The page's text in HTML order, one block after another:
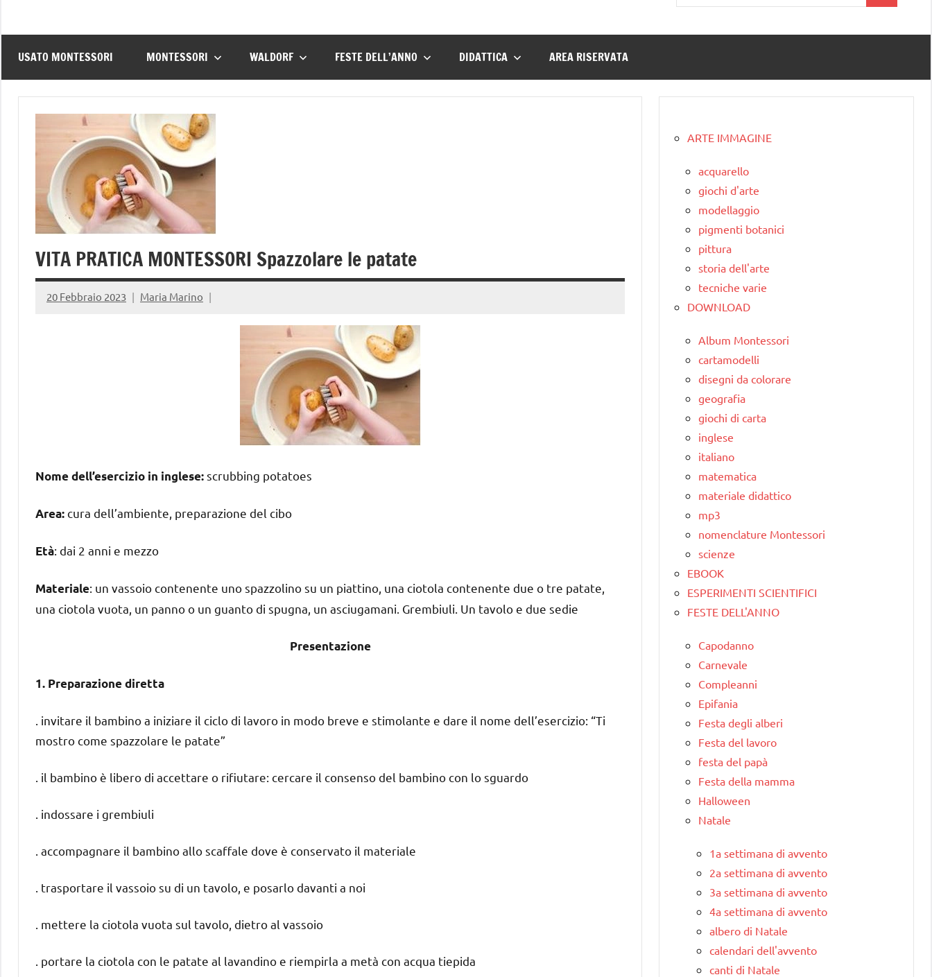
per:
USATO MONTESSORI MONTESSORI WALDORF FESTE DELL’ANNO DIDATTICA AREA RISERVATA
VITA PRATICA MONTESSORI Spazzolare le patate
20 Febbraio 2023 Maria Marino
Nome dell’esercizio in inglese:scrubbing potatoes
Area:cura dell’ambiente, preparazione del cibo
Età: dai 2 anni e mezzo
Materiale: un vassoio contenente uno spazzolino su un piattino, una ciotola contenente due o tre patate,
una ciotola vuota, un panno o un guanto di spugna, un asciugamani. Grembiuli. Un tavolo e due sedie
Presentazione
1. Preparazione diretta
. invitare il bambino a iniziare il ciclo di lavoro in modo breve e stimolante e dare il nome dell’esercizio: “Ti
mostro come spazzolare le patate”
. il bambino è libero di accettare o rifiutare: cercare il consenso del bambino con lo sguardo
. indossare i grembiuli
. accompagnare il bambino allo scaffale dove è conservato il materiale
. trasportare il vassoio su di un tavolo, e posarlo davanti a noi
. mettere la ciotola vuota sul tavolo, dietro al vassoio
. portare la ciotola con le patate al lavandino e riempirla a metà con acqua tiepida
ARTE IMMAGINE
acquarello
giochi d'arte
modellaggio
pigmenti botanici
pittura
storia dell'arte
tecniche varie
DOWNLOAD
Album Montessori
cartamodelli
disegni da colorare
geografia
giochi di carta
inglese
italiano
matematica
materiale didattico
mp3
nomenclature Montessori
scienze
EBOOK
ESPERIMENTI SCIENTIFICI
FESTE DELL'ANNO
Capodanno
Carnevale
Compleanni
Epifania
Festa degli alberi
Festa del lavoro
festa del papà
Festa della mamma
Halloween
Natale
1a settimana di avvento
2a settimana di avvento
3a settimana di avvento
4a settimana di avvento
albero di Natale
calendari dell'avvento
canti di Natale